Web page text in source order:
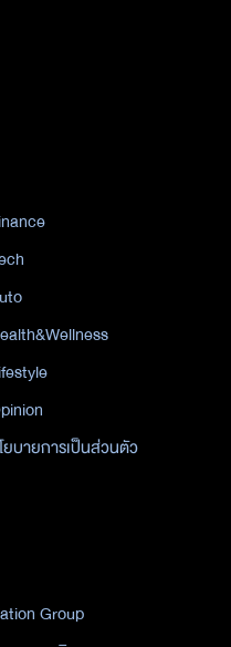
ยบายการเป็นส่วนตัว
Group